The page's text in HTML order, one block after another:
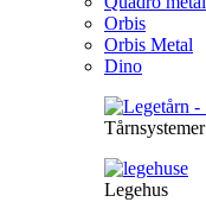
Orbis
Orbis Metal
Dino
Tårnsystemer
Legehus